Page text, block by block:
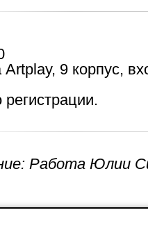
9 корпус,
Работа Юлии